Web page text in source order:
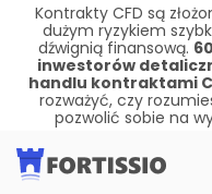
Kontrakty CFD są
dużym ryzykiem
dźwignią finansową. 60
inwestorów
handlu kontraktami
rozważyć, czy
pozwolić sobie na